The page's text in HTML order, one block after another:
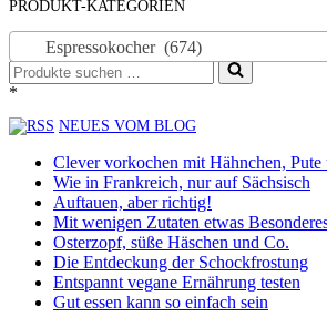
PRODUKT-KATEGORIEN
Espressokocher (674)
Suchen
nach …
*
NEUES VOM BLOG
Clever vorkochen mit Hähnchen, Pute
Wie in Frankreich, nur auf Sächsisch
Auftauen, aber richtig!
Mit wenigen Zutaten etwas
Osterzopf, süße Häschen und Co.
Die Entdeckung der Schockfrostung
Entspannt vegane Ernährung testen
Gut essen kann so einfach sein